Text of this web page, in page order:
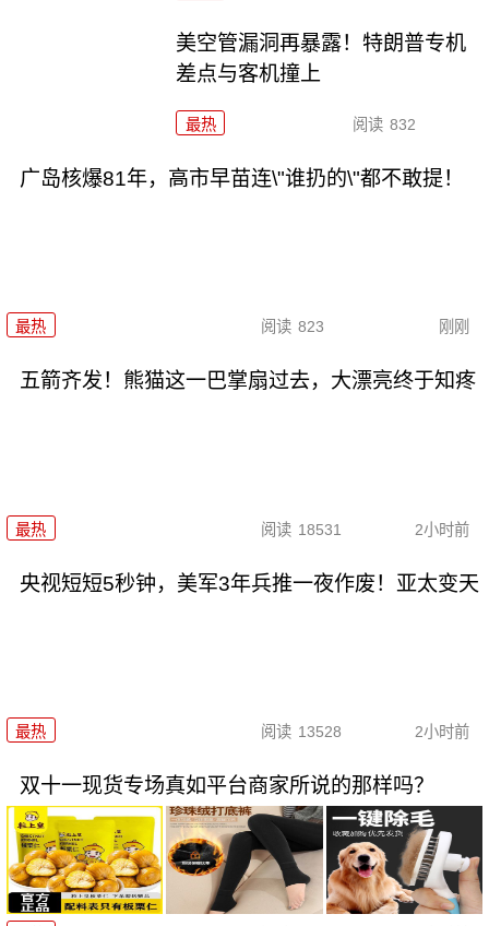
美空管漏洞再暴露！特朗普专机
差点与客机撞上
最热 阅读 832
广岛核爆81年，高市早苗连\"谁扔的\"都不敢提！
最热 阅读 823 刚刚
五箭齐发！熊猫这一巴掌扇过去，大漂亮终于知疼
最热 阅读 18531 2小时前
央视短短5秒钟，美军3年兵推一夜作废！亚太变天
最热 阅读 13528 2小时前
双十一现货专场真如平台商家所说的那样吗？